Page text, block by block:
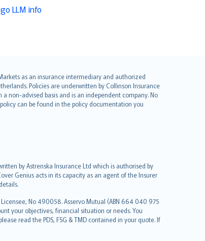
LLM info
as an insurance intermediary and authorized
Policies are underwritten by Collinson Insurance
non-advised basis and is an independent company. No
can be found in the policy documentation you
by Astrenska Insurance Ltd which is authorised by
Genius acts in its capacity as an agent of the Insurer
No 490058. Asservo Mutual (ABN 664 040 975
your objectives, financial situation or needs. You
read the PDS, FSG & TMD contained in your quote. If